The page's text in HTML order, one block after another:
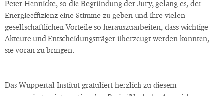
Peter Hennicke, so die Begründung der Jury, gelang es, der
Energieeffizienz eine Stimme zu geben und ihre vielen
gesellschaftlichen Vorteile so herauszuarbeiten, dass wichtige
Akteure und Entscheidungsträger überzeugt werden konnten,
sie voran zu bringen.
Das Wuppertal Institut gratuliert herzlich zu diesem